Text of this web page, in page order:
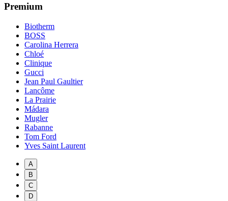
Premium
Biotherm
BOSS
Carolina Herrera
Chloé
Clinique
Gucci
Jean Paul Gaultier
Lancôme
La Prairie
Mádara
Mugler
Rabanne
Tom Ford
Yves Saint Laurent
A
B
C
D